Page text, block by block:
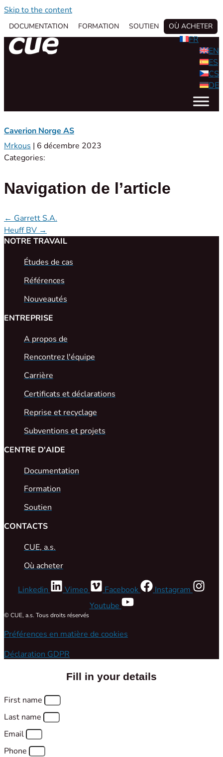
Skip to the content
DOCUMENTATION FORMATION SOUTIEN OÙ ACHETER
FR
EN
ES
CS
DE
Caverion Norge AS
Mrkous | 6 décembre 2023
Categories:
Navigation de l’article
← Garrett S.A.
Heuff BV →
NOTRE TRAVAIL
Études de cas
Références
Nouveautés
ENTREPRISE
A propos de
Rencontrez l'équipe
Carrière
Certificats et déclarations
Reprise et recyclage
Subventions et projets
CENTRE D'AIDE
Documentation
Formation
Soutien
CONTACTS
CUE, a.s.
Où acheter
Linkedin Vimeo Facebook
Instagram
Youtube
© CUE, a.s. Tous droits réservés
Préférences en matière de cookies
Déclaration GDPR
Fill in your details
First name
Last name
Email
Phone